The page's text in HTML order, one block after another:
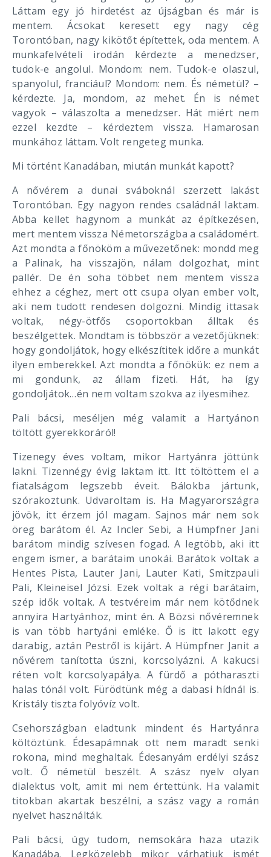
Láttam egy jó hirdetést az újságban és már is
mentem. Ácsokat keresett egy nagy cég
Torontóban, nagy kikötőt építettek, oda mentem. A
munkafelvételi irodán kérdezte a menedzser,
tudok-e angolul. Mondom: nem. Tudok-e olaszul,
spanyolul, franciául? Mondom: nem. És németül? –
kérdezte. Ja, mondom, az mehet. Én is német
vagyok – válaszolta a menedzser. Hát miért nem
ezzel kezdte – kérdeztem vissza. Hamarosan
munkához láttam. Volt rengeteg munka.
Mi történt Kanadában, miután munkát kapott?
A nővérem a dunai sváboknál szerzett lakást
Torontóban. Egy nagyon rendes családnál laktam.
Abba kellet hagynom a munkát az építkezésen,
mert mentem vissza Németországba a családomért.
Azt mondta a főnököm a művezetőnek: mondd meg
a Palinak, ha visszajön, nálam dolgozhat, mint
pallér. De én soha többet nem mentem vissza
ehhez a céghez, mert ott csupa olyan ember volt,
aki nem tudott rendesen dolgozni. Mindig ittasak
voltak, négy-ötfős csoportokban álltak és
beszélgettek. Mondtam is többször a vezetőjüknek:
hogy gondoljátok, hogy elkészítitek időre a munkát
ilyen emberekkel. Azt mondta a főnökük: ez nem a
mi gondunk, az állam fizeti. Hát, ha így
gondoljátok…én nem voltam szokva az ilyesmihez.
Pali bácsi, meséljen még valamit a Hartyánon
töltött gyerekkoráról!
Tizenegy éves voltam, mikor Hartyánra jöttünk
lakni. Tizennégy évig laktam itt. Itt töltöttem el a
fiatalságom legszebb éveit. Bálokba jártunk,
szórakoztunk. Udvaroltam is. Ha Magyarországra
jövök, itt érzem jól magam. Sajnos már nem sok
öreg barátom él. Az Incler Sebi, a Hümpfner Jani
barátom mindig szívesen fogad. A legtöbb, aki itt
engem ismer, a barátaim unokái. Barátok voltak a
Hentes Pista, Lauter Jani, Lauter Kati, Smitzpauli
Pali, Kleineisel Józsi. Ezek voltak a régi barátaim,
szép idők voltak. A testvéreim már nem kötődnek
annyira Hartyánhoz, mint én. A Bözsi nővéremnek
is van több hartyáni emléke. Ő is itt lakott egy
darabig, aztán Pestről is kijárt. A Hümpfner Janit a
nővérem tanította úszni, korcsolyázni. A kakucsi
réten volt korcsolyapálya. A fürdő a pótharaszti
halas tónál volt. Fürödtünk még a dabasi hídnál is.
Kristály tiszta folyóvíz volt.
Csehországban eladtunk mindent és Hartyánra
költöztünk. Édesapámnak ott nem maradt senki
rokona, mind meghaltak. Édesanyám erdélyi szász
volt. Ő németül beszélt. A szász nyelv olyan
dialektus volt, amit mi nem értettünk. Ha valamit
titokban akartak beszélni, a szász vagy a román
nyelvet használták.
Pali bácsi, úgy tudom, nemsokára haza utazik
Kanadába. Legközelebb mikor várhatjuk ismét